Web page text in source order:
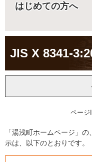
はじめての方へ
JIS X 8341-
ページ
「湯浅町ホームページ」
示は、以下のとおりです。